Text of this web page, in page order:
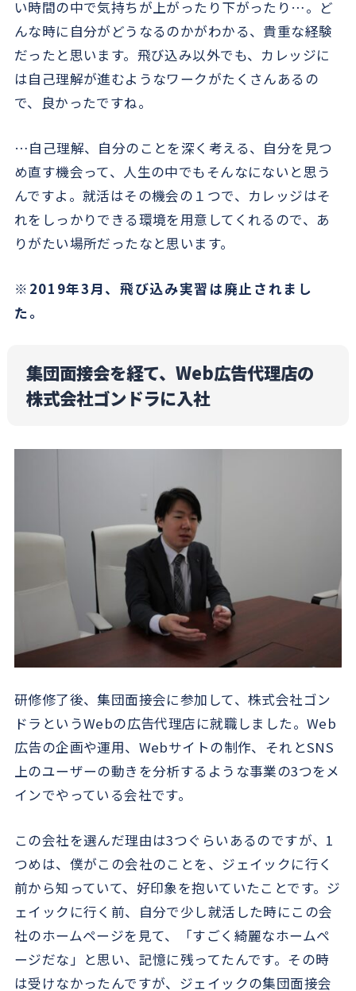
い時間の中で気持ちが上がったり下がったり…。ど
んな時に自分がどうなるのかがわかる、貴重な経験
だったと思います。飛び込み以外でも、カレッジに
は自己理解が進むようなワークがたくさんあるの
で、良かったですね。
…自己理解、自分のことを深く考える、自分を見つ
め直す機会って、人生の中でもそんなにないと思う
んですよ。就活はその機会の１つで、カレッジはそ
れをしっかりできる環境を用意してくれるので、あ
りがたい場所だったなと思います。
※2019年3月、飛び込み実習は廃止されまし
た。
集団面接会を経て、Web広告代理店の
株式会社ゴンドラに入社
研修修了後、集団面接会に参加して、株式会社ゴン
ドラというWebの広告代理店に就職しました。Web
広告の企画や運用、Webサイトの制作、それとSNS
上のユーザーの動きを分析するような事業の3つをメ
インでやっている会社です。
この会社を選んだ理由は3つぐらいあるのですが、1
つめは、僕がこの会社のことを、ジェイックに行く
前から知っていて、好印象を抱いていたことです。ジ
ェイックに行く前、自分で少し就活した時にこの会
社のホームページを見て、「すごく綺麗なホームペ
ージだな」と思い、記憶に残ってたんです。その時
は受けなかったんですが、ジェイックの集団面接会